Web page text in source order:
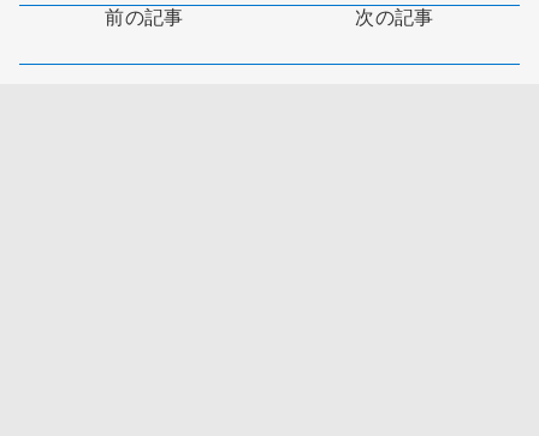
前の記事 次の記事